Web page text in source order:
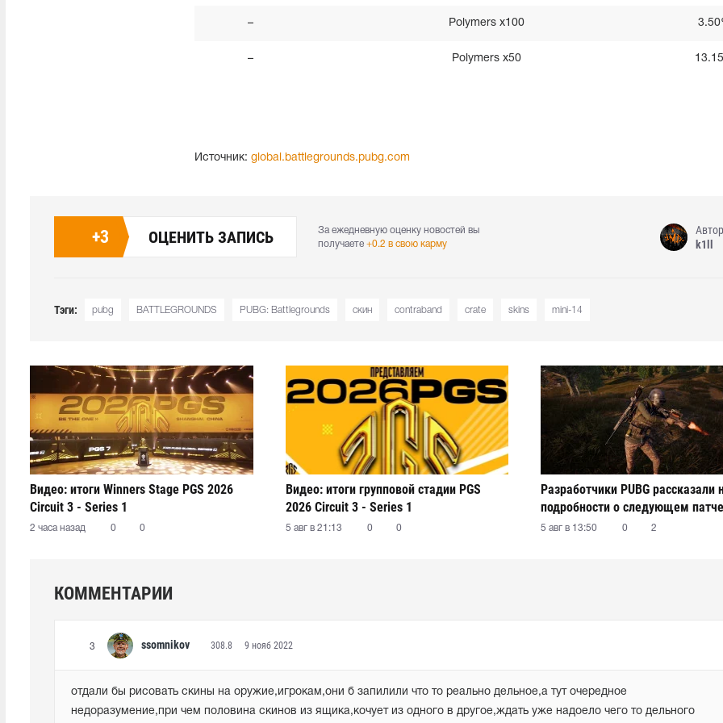
– Polymers x100
– Polymers x50
Источник: global.battlegrounds.pubg.com
+3 ОЦЕНИТЬ ЗАПИСЬ
За ежедневную оценку новостей вы
получаете +0.2 в свою карму
Автор
k1ll
Тэги: pubg BATTLEGROUNDS PUBG: Battlegrounds скин contraband crate skins mini-14
Видео: итоги Winners Stage PGS 2026
Circuit 3 - Series 1
2 часа назад 0 0
Видео: итоги групповой стадии PGS
2026 Circuit 3 - Series 1
5 авг в 21:13 0 0
Разработчики PUBG рассказали
подробности о следующем патче
5 авг в 13:50 0 2
КОММЕНТАРИИ
3 ssomnikov 308.8 9 нояб 2022
отдали бы рисовать скины на оружие,игрокам,они б запилили что то реально дельное,а тут очередное
недоразумение,при чем половина скинов из ящика,кочует из одного в другое,ждать уже надоело чего то дельного